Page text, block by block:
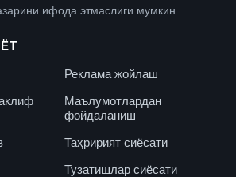
ифода этмаслиги мумкин.
Реклама жойлаш
Маълумотлардан
фойдаланиш
Таҳририят сиёсати
Тузатишлар сиёсати